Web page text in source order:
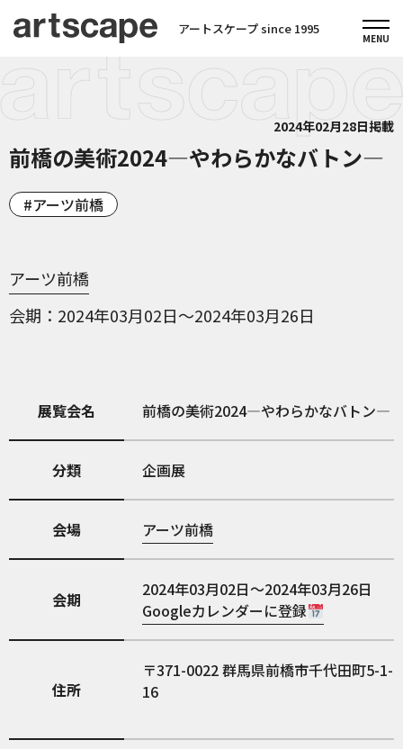
アートスケープ since 1995
2024年02月28日掲載
前橋の美術2024—やわらかなバトン—
アーツ前橋
アーツ前橋
会期
2024年03月02日～2024年03月26日
展覧会名 前橋の美術2024—やわらかなバトン—
分類 企画展
会場 アーツ前橋
会期
2024年03月02日～2024年03月26日
Googleカレンダーに登録
住所
371-0022群馬県前橋市千代田町5-1-
16